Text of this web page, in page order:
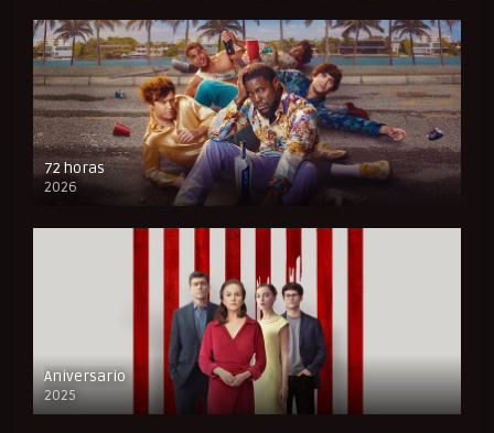
72 horas
2026
FULL HD
Aniversario
2025
FULL HD